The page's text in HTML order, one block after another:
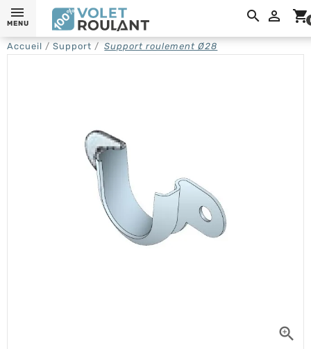
 shopping_cart
MENU
Accueil Support Support roulement Ø28
